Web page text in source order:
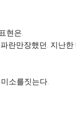
현은.
란만장했던. 지난한
소를짓는다.